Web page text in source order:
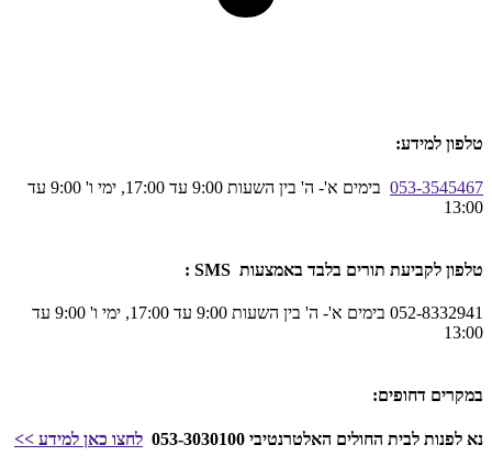
טלפון למידע:
053-3545467
בימים א'- ה' בין השעות 9:00 עד 17:00, ימי ו' 9:00 עד
13:00
טלפון לקביעת תורים בלבד באמצעות SMS :
052-8332941 בימים א'- ה' בין השעות 9:00 עד 17:00, ימי ו' 9:00 עד
13:00
במקרים דחופים:
נא לפנות לבית החולים האלטרנטיבי 053-3030100 לחצו כאן למידע >>